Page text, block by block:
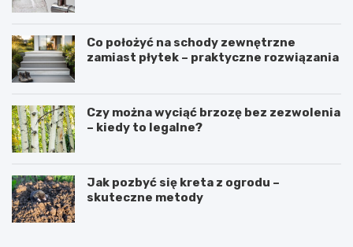
Co położyć na schody zewnętrzne
zamiast płytek – praktyczne rozwiązania
Czy można wyciąć brzozę bez zezwolenia
– kiedy to legalne?
Jak pozbyć się kreta z ogrodu –
skuteczne metody